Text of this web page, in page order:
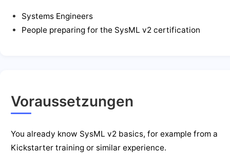
Systems Engineers
People preparing for the SysML v2 certification
Voraussetzungen
You already know SysML v2 basics, for example from a
Kickstarter training or similar experience.